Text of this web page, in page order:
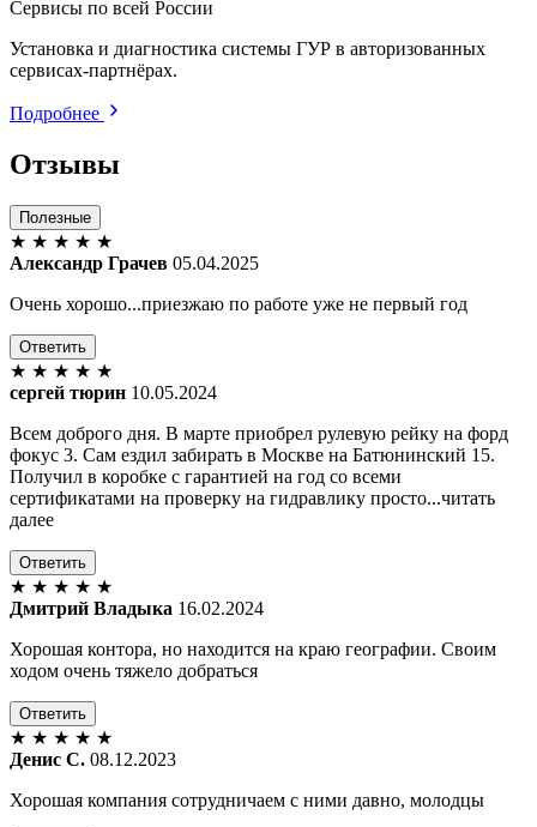
Сервисы по всей России
Установка и диагностика системы ГУР в авторизованных
сервисах-партнёрах.
Подробнее
Отзывы
Полезные
★ ★ ★ ★ ★
Александр Грачев 05.04.2025
Очень хорошо...приезжаю по работе уже не первый год
Ответить
★ ★ ★ ★ ★
сергей тюрин 10.05.2024
Всем доброго дня. В марте приобрел рулевую рейку на форд
фокус 3. Сам ездил забирать в Москве на Батюнинский 15.
Получил в коробке с гарантией на год со всеми
сертификатами на проверку на гидравлику просто...читать
далее
Ответить
★ ★ ★ ★ ★
Дмитрий Владыка 16.02.2024
Хорошая контора, но находится на краю географии. Своим
ходом очень тяжело добраться
Ответить
★ ★ ★ ★ ★
Денис С. 08.12.2023
Хорошая компания сотрудничаем с ними давно, молодцы